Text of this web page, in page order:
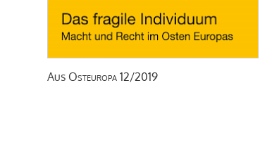
Aus Osteuropa 12/2019